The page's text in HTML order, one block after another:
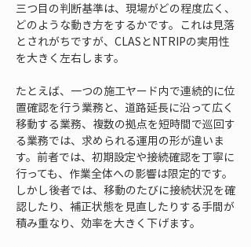
三つ目の判断基準は、現場がどの程度広く、
どのような動き方をするかです。これは見落
とされがちですが、CLASとNTRIPの実用性
を大きく左右します。
たとえば、一つの施工ヤード内で連続的に位
置確認を行う業務と、道路延長に沿って広く
移動する業務、複数の拠点を短時間で巡回す
る業務では、求められる運用の形が違いま
す。前者では、初期設定や接続確認を丁寧に
行っても、作業全体への影響は限定的です。
しかし後者では、移動のたびに接続状況を確
認したり、補正状態を見直したりする手間が
積み重なり、効率を大きく下げます。